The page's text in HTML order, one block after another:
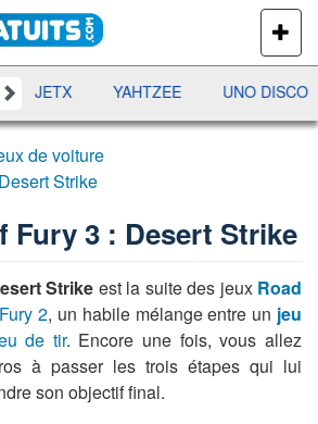
PLUS
DE
JEUX
JETX YAHTZEE UNO DISCO
de voiture
Strike
Fury 3 : Desert Strike
Strike est la suite des jeux Road
2, un habile mélange entre un jeu
de tir. Encore une fois, vous allez
à passer les trois étapes qui lui
son objectif final.